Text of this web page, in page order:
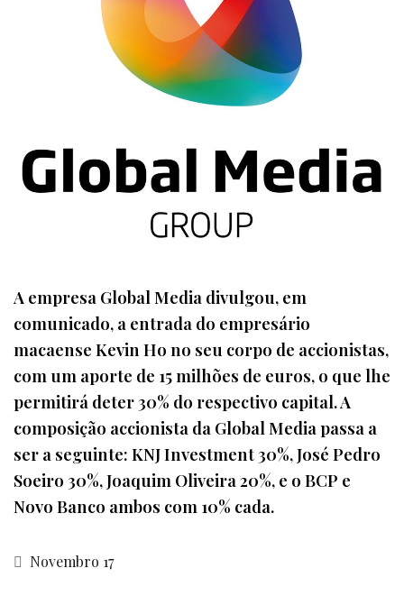
A empresa Global Media divulgou, em
comunicado, a entrada do empresário
macaense Kevin Ho no seu corpo de accionistas,
com um aporte de 15 milhões de euros, o que lhe
permitirá deter 30% do respectivo capital. A
composição accionista da Global Media passa a
ser a seguinte: KNJ Investment 30%, José Pedro
Soeiro 30%, Joaquim Oliveira 20%, e o BCP e
Novo Banco ambos com 10% cada.
Novembro 17